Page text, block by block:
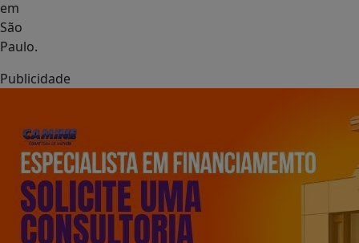
em
São
Paulo.
Publicidade